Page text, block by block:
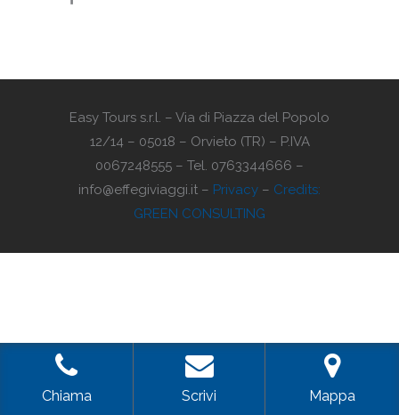
Easy Tours s.r.l. – Via di Piazza del Popolo
12/14 – 05018 – Orvieto (TR) – P.IVA
0067248555 – Tel. 0763344666 –
info@effegiviaggi.it – Privacy – Credits:
GREEN CONSULTING
Chiama Scrivi Mappa